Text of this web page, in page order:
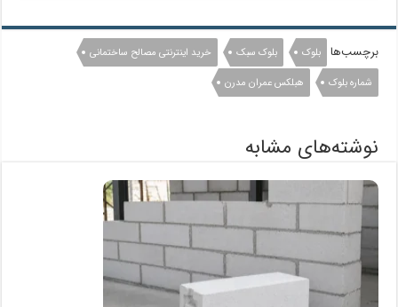
برچسب‌ها بلوک بلوک سبک
خرید اینترنتی مصالح ساختمانی
شماره بلوک
هبلکس عمران مدرن
نوشته‌های مشابه